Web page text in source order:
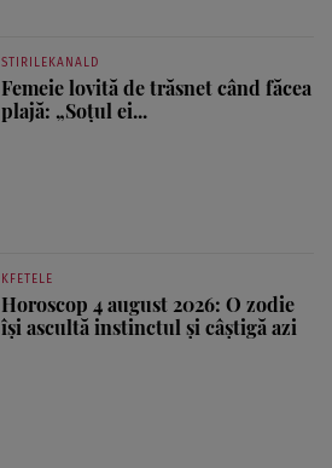
STIRILEKANALD
Femeie lovită de trăsnet când făcea
plajă: „Soțul ei...
KFETELE
Horoscop 4 august 2026: O zodie
își ascultă instinctul și câștigă azi